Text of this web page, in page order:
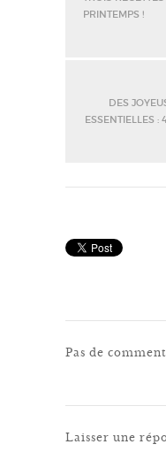
PRINTEMPS !
DES
ESSENTIELLES :
Pas de
Laisser une